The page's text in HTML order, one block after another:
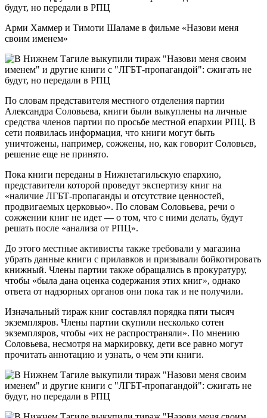
Арми Хаммер и Тимоти Шаламе в фильме «Назови меня
своим именем»
По словам представителя местного отделения партии
Александра Соловьева, книги были выкуплены на личные
средства членов партии по просьбе местной епархии РПЦ. В
сети появилась информация, что книги могут быть
уничтожены, например, сожжены, но, как говорит Соловьев,
решение еще не принято.
Пока книги переданы в Нижнетагильскую епархию,
представители которой проведут экспертизу книг на
«наличие ЛГБТ-пропаганды и отсутствие ценностей,
продвигаемых церковью». По словам Соловьева, речи о
сожжении книг не идет — о том, что с ними делать, будут
решать после «анализа от РПЦ».
До этого местные активисты также требовали у магазина
убрать данные книги с прилавков и призывали бойкотировать
книжный. Члены партии также обращались в прокуратуру,
чтобы «была дана оценка содержания этих книг», однако
ответа от надзорных органов они пока так и не получили.
Изначальный тираж книг составлял порядка пяти тысяч
экземпляров. Члены партии скупили несколько сотен
экземпляров, чтобы «их не распространяли». По мнению
Соловьева, несмотря на маркировку, дети все равно могут
прочитать аннотацию и узнать, о чем эти книги.